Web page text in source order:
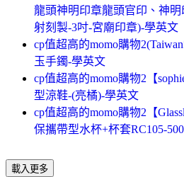
龍頭神明印章龍頭官印、神
射刻製-3吋-宮廟印章)-學英文
cp值超高的momo購物
玉手鐲-學英文
cp值超高的momo購物2【
型涼鞋-(亮橘)-學英文
cp值超高的momo購物2【
保攜帶型水杯+杯套RC105-
載入更多